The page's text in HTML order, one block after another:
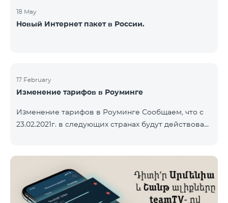
18 May
Новый Интернет пакет в России.
17 February
Изменение тарифов в Роуминге
Изменение тарифов в Роуминге Сообщаем, что с
23.02.2021г. в следующих странах будут действовать
2500 драм/минута Исходящие звонки локальные –
500 драм/минута SMS – 250 драм Интернет – 7000
драм/МБ Список стран: Бермудские острова,